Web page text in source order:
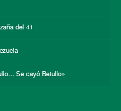
del 41
Se cayó Betulio»